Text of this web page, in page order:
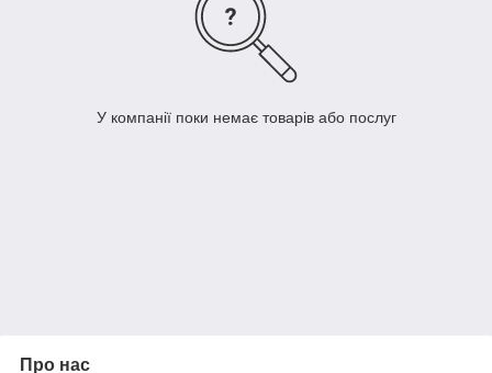
У компанії поки немає товарів або послуг
Про нас